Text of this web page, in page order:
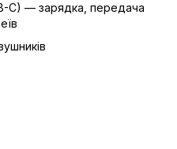
C) — зарядка, передача